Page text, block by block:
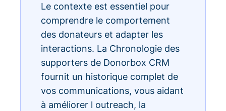
Le contexte est essentiel pour
comprendre le comportement
des donateurs et adapter les
interactions. La Chronologie des
supporters de Donorbox CRM
fournit un historique complet de
vos communications, vous aidant
à améliorer l outreach, la